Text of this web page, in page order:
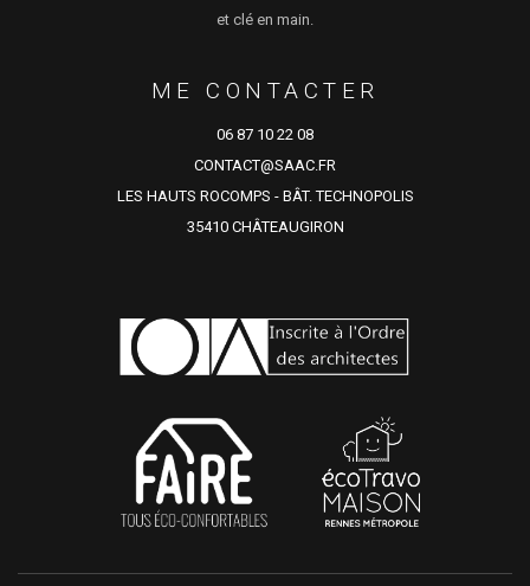
et clé en main.
ME CONTACTER
06 87 10 22 08
CONTACT@SAAC.FR
LES HAUTS ROCOMPS - BÂT. TECHNOPOLIS
35410 CHÂTEAUGIRON